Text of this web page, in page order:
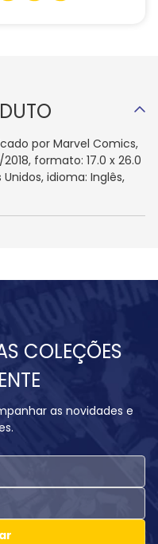
por Marvel Comics,
formato: 17.0 x 26.0
idioma: Inglês,
COLEÇÕES
as novidades e